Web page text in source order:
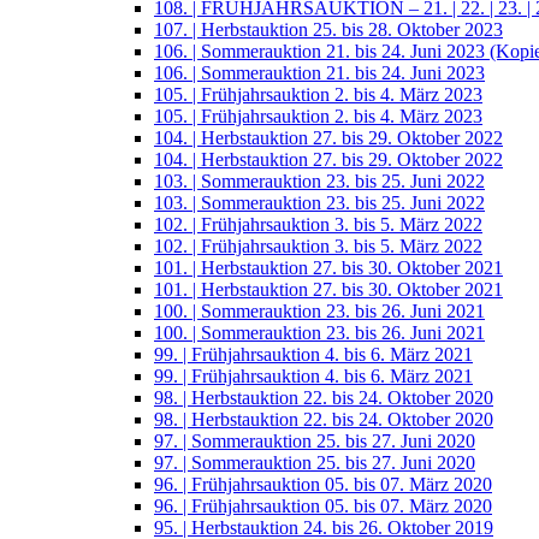
108. | FRÜHJAHRSAUKTION – 21. | 22. | 23. |
107. | Herbstauktion 25. bis 28. Oktober 2023
106. | Sommerauktion 21. bis 24. Juni 2023
106. | Sommerauktion 21. bis 24. Juni 2023
105. | Frühjahrsauktion 2. bis 4. März 2023
105. | Frühjahrsauktion 2. bis 4. März 2023
104. | Herbstauktion 27. bis 29. Oktober 2022
104. | Herbstauktion 27. bis 29. Oktober 2022
103. | Sommerauktion 23. bis 25. Juni 2022
103. | Sommerauktion 23. bis 25. Juni 2022
102. | Frühjahrsauktion 3. bis 5. März 2022
102. | Frühjahrsauktion 3. bis 5. März 2022
101. | Herbstauktion 27. bis 30. Oktober 2021
101. | Herbstauktion 27. bis 30. Oktober 2021
100. | Sommerauktion 23. bis 26. Juni 2021
100. | Sommerauktion 23. bis 26. Juni 2021
99. | Frühjahrsauktion 4. bis 6. März 2021
99. | Frühjahrsauktion 4. bis 6. März 2021
98. | Herbstauktion 22. bis 24. Oktober 2020
98. | Herbstauktion 22. bis 24. Oktober 2020
97. | Sommerauktion 25. bis 27. Juni 2020
97. | Sommerauktion 25. bis 27. Juni 2020
96. | Frühjahrsauktion 05. bis 07. März 2020
96. | Frühjahrsauktion 05. bis 07. März 2020
95. | Herbstauktion 24. bis 26. Oktober 2019